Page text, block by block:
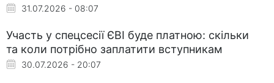
31.07.2026 - 08:07
Участь у спецсесії ЄВІ буде платною: скільки
та коли потрібно заплатити вступникам
30.07.2026 - 20:07